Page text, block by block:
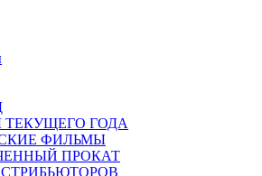
ГОДА
ФИЛЬМЫ
ПРОКАТ